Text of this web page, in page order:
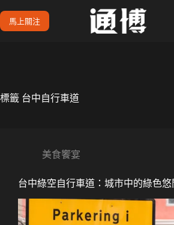
馬上關注
標籤 台中自行車道
美食饗宴
台中綠空自行車道：城市中的綠色悠